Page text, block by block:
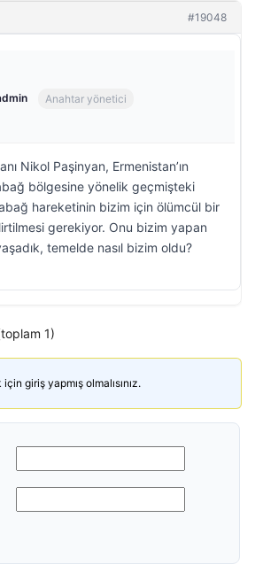
#19048
Anahtar yönetici
Nikol Paşinyan, Ermenistan’ın
bölgesine yönelik geçmişteki
hareketinin bizim için ölümcül bir
gerekiyor. Onu bizim yapan
temelde nasıl bizim oldu?
1)
giriş yapmış olmalısınız.